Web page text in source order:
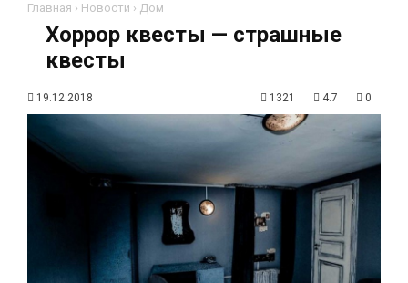
Главная › Новости › Дом
Хоррор квесты — страшные
квесты
19.12.2018 1321 4.7 0